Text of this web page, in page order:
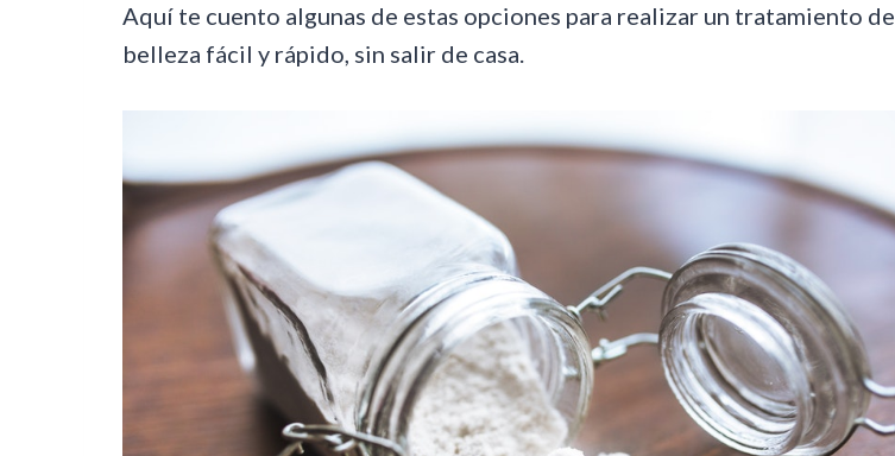
Aquí te cuento algunas de estas opciones para realizar un tratamiento de
belleza fácil y rápido, sin salir de casa.